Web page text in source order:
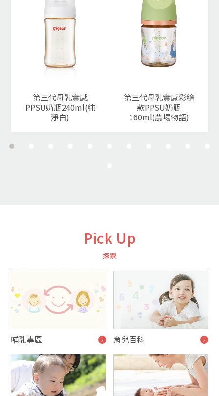
第三代母乳實感
PPSU奶瓶240ml(純
淨白)
第三代母乳實感彩繪
款PPSU奶瓶
160ml(農場物語)
Pick Up
探索
哺乳專區 育兒百科